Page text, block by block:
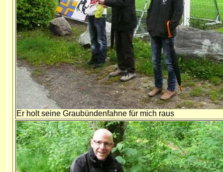
Er holt seine Graubündenfahne für mich raus